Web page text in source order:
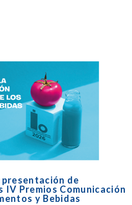
de
Premios Comunicación
y Bebidas